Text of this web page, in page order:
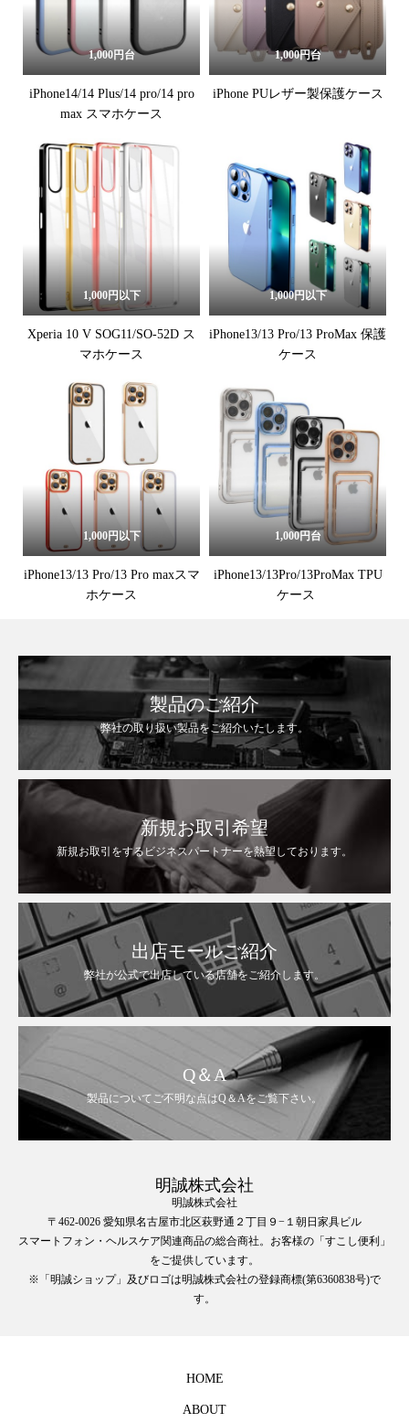
1,000円台
iPhone14/14 Plus/14 pro/14 pro
max スマホケース
1,000円台
iPhone PUレザー製保護ケース
1,000円以下
Xperia 10 V SOG11/SO-52D ス
マホケース
1,000円以下
iPhone13/13 Pro/13 ProMax 保護
ケース
1,000円以下
iPhone13/13 Pro/13 Pro maxスマ
ホケース
1,000円台
iPhone13/13Pro/13ProMax TPU
ケース
製品のご紹介
弊社の取り扱い製品をご紹介いたします。
新規お取引希望
新規お取引をするビジネスパートナーを熱望しております。
出店モールご紹介
弊社が公式で出店している店舗をご紹介します。
Q＆A
製品についてご不明な点はQ＆Aをご覧下さい。
明誠株式会社
明誠株式会社
〒462-0026 愛知県名古屋市北区萩野通２丁目９−１朝日家具ビル
スマートフォン・ヘルスケア関連商品の総合商社。お客様の「すこし便利」
をご提供しています。
※「明誠ショップ」及びロゴは明誠株式会社の登録商標(第6360838号)で
す。
HOME
ABOUT